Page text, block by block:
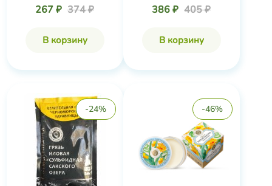
267 ₽ 374 ₽
В корзину
386 ₽ 405 ₽
В корзину
-24% -46%